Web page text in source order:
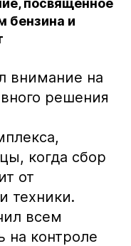
посвящённое
бензина и
внимание на
решения
когда сбор
от
техники.
всем
на контроле